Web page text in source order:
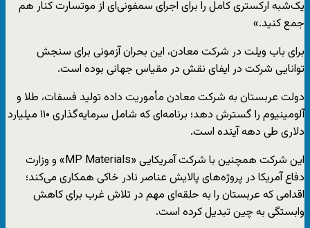
یک‌شبه ارکستری کامل را برای اجرای سمفونی‌ای از موتسارت کنار هم
جمع کنید.»
برای باب ویلت در شرکت معادن، این بحران آزمونی برای سنجش
توانایی شرکت در ایفای نقش در مقیاس جهانی بوده است.
دولت عربستان به شرکت معادن مأموریت داده تولید فسفات، طلا و
آلومینیوم را گسترش دهد؛ برنامه‌ای که شامل سرمایه‌گذاری ۱۱۰ میلیارد
دلاری طی دهه آینده است.
این شرکت همچنین با شرکت آمریکایی «MP Materials» و وزارت
دفاع آمریکا در پروژه‌های پالایش عناصر نادر خاکی همکاری می‌کند؛
اقدامی که عربستان را به حلقه‌ای مهم در تلاش غرب برای کاهش
وابستگی به چین تبدیل کرده است.